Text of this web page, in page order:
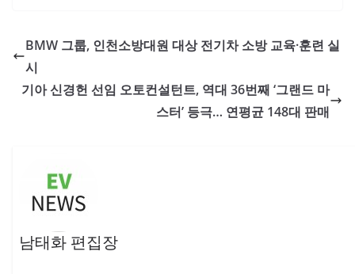
BMW 그룹, 인천소방대원 대상 전기차 소방 교육·훈련 실
시
기아 신경헌 선임 오토컨설턴트, 역대 36번째 ‘그랜드 마
스터’ 등극… 연평균 148대 판매
남태화 편집장